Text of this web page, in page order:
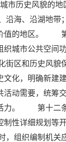
市历史风貌
、沿海、沿
价值的地区。
城市公共空间
和历史风貌保
化，明确新建
动需要，统筹
活力。 第十二
性详细规划等
织编制机关